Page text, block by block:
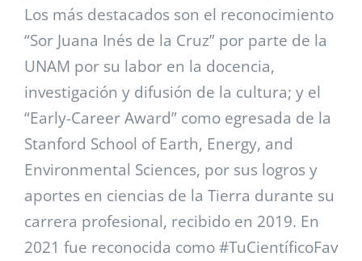
Los más destacados son el reconocimiento
“Sor Juana Inés de la Cruz” por parte de la
UNAM por su labor en la docencia,
investigación y difusión de la cultura; y el
“Early-Career Award” como egresada de la
Stanford School of Earth, Energy, and
Environmental Sciences, por sus logros y
aportes en ciencias de la Tierra durante su
carrera profesional, recibido en 2019. En
2021 fue reconocida como #TuCientíficoFav